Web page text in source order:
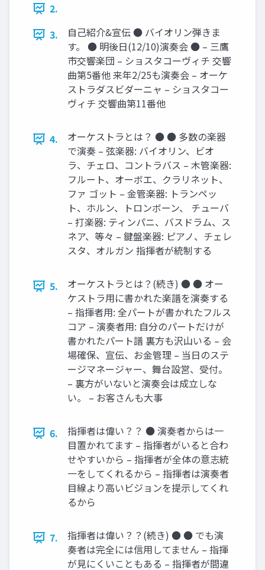
2.
3.
自己紹介&宣伝 ● バイオリン弾きま
す。 ● 明後日(12/10)演奏会 ● – 三鷹
市交響楽団 – ショスタコーヴィチ 交響
曲第5番他 来年2/25も演奏会 – オーケ
ストラダスビダーニャ – ショスタコー
ヴィチ 交響曲第11番他
4.
オーケストラとは？ ● ● 多数の楽器
で演奏 – 弦楽器: バイオリン、ビオ
ラ、チェロ、コントラバス – 木管楽器:
フルート、オーボエ、クラリネット、
ファ ゴット – 金管楽器: トランペッ
ト、ホルン、トロンボーン、 チューバ
– 打楽器: ティンパニ、バスドラム、ス
ネア、等々 – 鍵盤楽器: ピアノ、チェレ
スタ、オルガン 指揮者が統制する
5.
オーケストラとは？(続き) ● ● オー
ケストラ用に書かれた楽譜を演奏する
– 指揮者用: 全パートが書かれたフルス
コア – 演奏者用: 自分のパートだけが
書かれたパート譜 裏方も沢山いる – 会
場確保、宣伝、お金管理 – 当日のステ
ージマネージャー、舞台設営、受付。
– 裏方がいないと演奏会は成立しな
い。 – お客さんも大事
6.
指揮者は偉い？？ ● 演奏者からは一
目置かれてます – 指揮者がいると合わ
せやすいから – 指揮者が全体の意志統
一をしてくれるから – 指揮者は演奏者
目線より高いビジョンを提示してくれ
るから
7.
指揮者は偉い？？(続き) ● ● でも演
奏者は完全には信用してません – 指揮
が見にくいこともある – 指揮者が間違